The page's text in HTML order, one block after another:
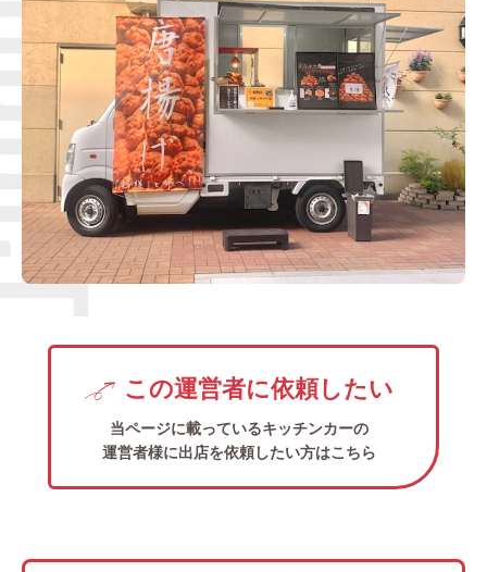
Q＆A
ブログ
この運営者に依頼したい
当ページに載っているキッチンカーの
運営者様に出店を依頼したい方はこちら